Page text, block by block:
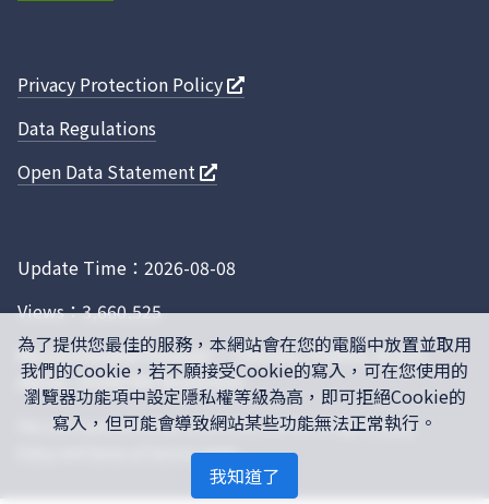
Privacy Protection Policy
Data Regulations
Open Data Statement
Update Time：2026-08-08
Views：3,660,525
Recommended browser： Chrome, Firefox, IE10.0
above, 1024x768 resolution
This site is protected by reCAPTCHA, and the GooglePrivacy
Terms of Serviceapply.
為了提供您最佳的服務，本網站會在您的電腦中放置並取用
我們的Cookie，若不願接受Cookie的寫入，可在您使用的
瀏覽器功能項中設定隱私權等級為高，即可拒絕Cookie的
寫入，但可能會導致網站某些功能無法正常執行。
我知道了